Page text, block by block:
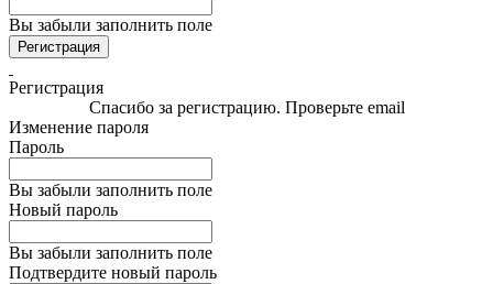
Вы забыли заполнить поле
Регистрация
Регистрация
Спасибо за регистрацию. Проверьте email
Изменение пароля
Пароль
Вы забыли заполнить поле
Новый пароль
Вы забыли заполнить поле
Подтвердите новый пароль